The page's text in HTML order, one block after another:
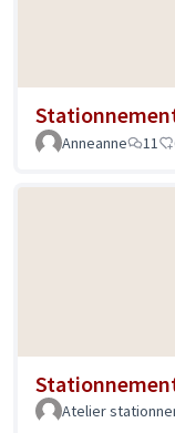
Anneanne
11
Atelier